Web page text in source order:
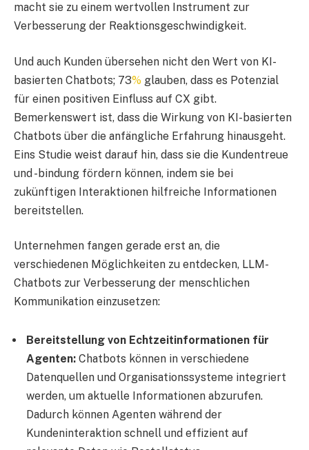
macht sie zu einem wertvollen Instrument zur
Verbesserung der Reaktionsgeschwindigkeit.
Und auch Kunden übersehen nicht den Wert von KI-
basierten Chatbots; 73% glauben, dass es Potenzial
für einen positiven Einfluss auf CX gibt.
Bemerkenswert ist, dass die Wirkung von KI-basierten
Chatbots über die anfängliche Erfahrung hinausgeht.
Eins Studie weist darauf hin, dass sie die Kundentreue
und -bindung fördern können, indem sie bei
zukünftigen Interaktionen hilfreiche Informationen
bereitstellen.
Unternehmen fangen gerade erst an, die
verschiedenen Möglichkeiten zu entdecken, LLM-
Chatbots zur Verbesserung der menschlichen
Kommunikation einzusetzen:
Bereitstellung von Echtzeitinformationen für
Agenten: Chatbots können in verschiedene
Datenquellen und Organisationssysteme integriert
werden, um aktuelle Informationen abzurufen.
Dadurch können Agenten während der
Kundeninteraktion schnell und effizient auf